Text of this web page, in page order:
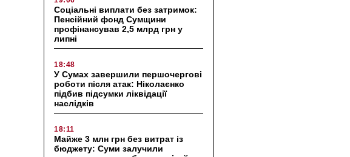
Соціальні виплати без затримок:
Пенсійний фонд Сумщини
профінансував 2,5 млрд грн у
липні
18:48
У Сумах завершили першочергові
роботи після атак: Ніколаєнко
підбив підсумки ліквідації
наслідків
18:11
Майже 3 млн грн без витрат із
бюджету: Суми залучили